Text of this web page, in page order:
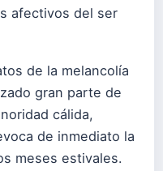
afectivos del ser
de la melancolía
gran parte de
cálida,
de inmediato la
meses estivales.